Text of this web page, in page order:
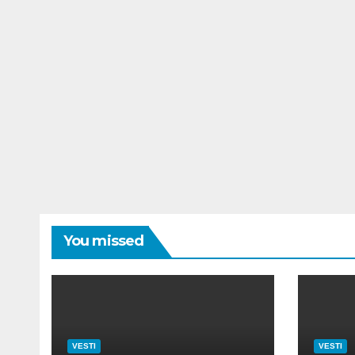
You missed
VESTI VESTI